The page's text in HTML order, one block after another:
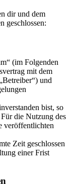
dir und dem
geschlossen:
(im Folgenden
mit dem
und
bist, so
die Nutzung des
veröffentlichten
Zeit geschlossen
einer Frist